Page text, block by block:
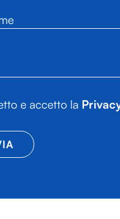
e accetto la